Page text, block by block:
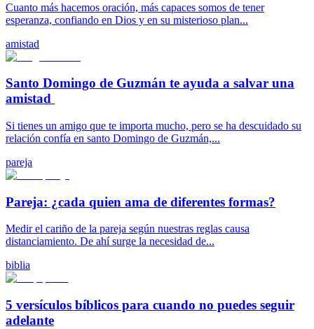
Cuanto más hacemos oración, más capaces somos de tener
esperanza, confiando en Dios y en su misterioso plan...
amistad
Santo Domingo de Guzmán te ayuda a salvar una
amistad
Si tienes un amigo que te importa mucho, pero se ha descuidado su
relación confía en santo Domingo de Guzmán,...
pareja
Pareja: ¿cada quien ama de diferentes formas?
Medir el cariño de la pareja según nuestras reglas causa
distanciamiento. De ahí surge la necesidad de...
biblia
5 versículos bíblicos para cuando no puedes seguir
adelante